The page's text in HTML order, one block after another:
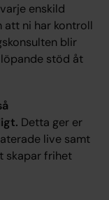
enskild
att ni har kontroll
blir
stöd åt
Detta ger er
live samt
skapar frihet